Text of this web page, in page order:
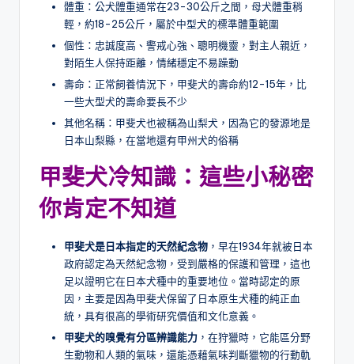
體重：公犬體重通常在23-30公斤之間，母犬體重稍
輕，約18-25公斤，屬於中型犬的標準體重範圍
個性：忠誠度高、警戒心強、聰明機靈，對主人親近，
對陌生人保持距離，情緒穩定不易躁動
壽命：正常飼養情況下，甲斐犬的壽命約12-15年，比
一些大型犬的壽命要長不少
其他名稱：甲斐犬也被稱為山梨犬，因為它的發源地是
日本山梨縣，在當地還有甲州犬的俗稱
甲斐犬冷知識：這些小秘密
你肯定不知道
甲斐犬是日本指定的天然紀念物 ，早在1934年就被日本
政府認定為天然紀念物，受到嚴格的保護和管理，這也
足以證明它在日本犬種中的重要地位。當時認定的原
因，主要是因為甲斐犬保留了日本原生犬種的純正血
統，具有很高的學術研究價值和文化意義。
甲斐犬的嗅覺有分區辨識能力 ，在狩獵時，它能區分野
生動物和人類的氣味，還能憑藉氣味判斷獵物的行動軌